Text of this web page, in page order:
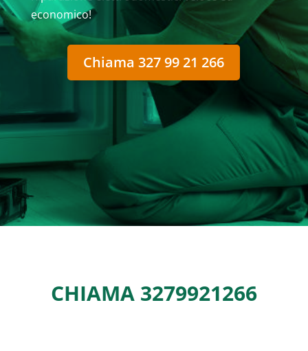
economico!
Chiama 327 99 21 266
CHIAMA 3279921266